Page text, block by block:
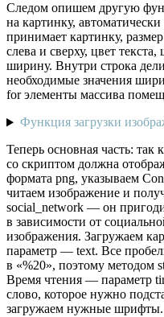
Следом опишем другую
на картинку,
принимает картинку,
слева и сверху, цвет
ширину. Внутри строка
необходимые значения
for элементы массива
Функция загрузки
Теперь основная часть: так
со скриптом должна
формата png, указываем
читаем изображение и
social_network — он
в зависимости от
изображения. Загружаем
параметр — text. Все
в «%20», поэтому методом
Время чтения — параметр
слово, которое нужно
загружаем нужные шрифты.